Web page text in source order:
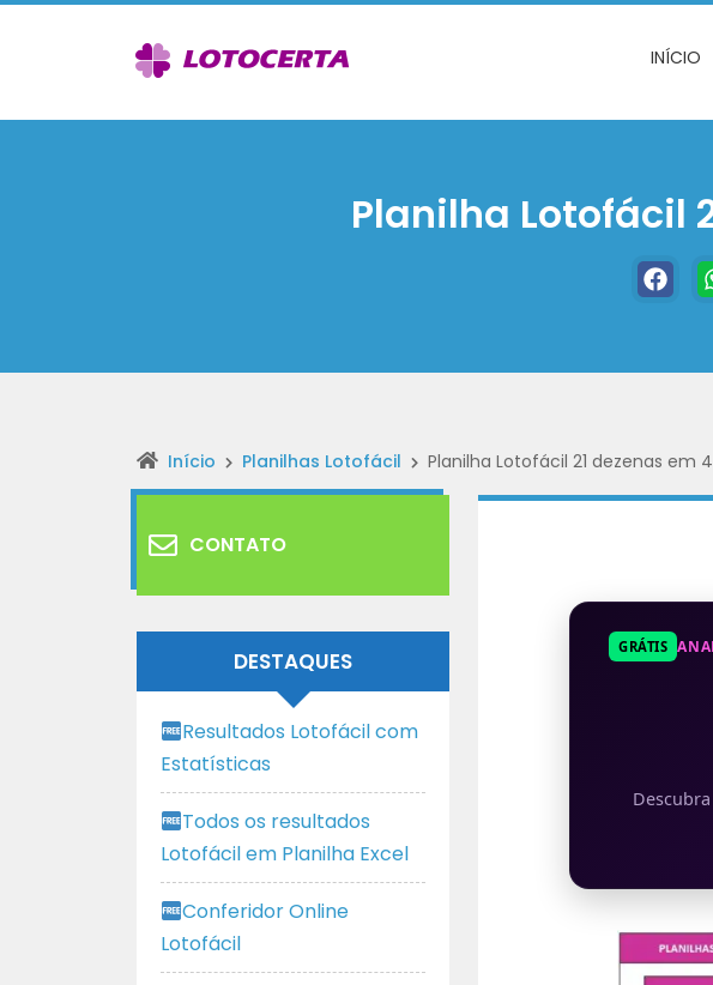
INÍCIO
Planilha Lotofácil
Início Planilhas Lotofácil Planilha Lotofácil 21 dezenas em
GRÁTIS
CONTATO
DESTAQUES
Resultados Lotofácil com
Estatísticas
Todos os resultados
Lotofácil em Planilha Excel
Conferidor Online
Lotofácil